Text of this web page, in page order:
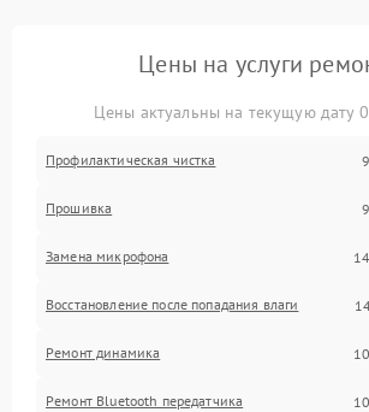
Цены на услуги
Цены актуальны на текущую дату
Профилактическая чистка
Прошивка
Замена микрофона
Восстановление после попадания влаги
Ремонт динамика
Ремонт Bluetooth передатчика